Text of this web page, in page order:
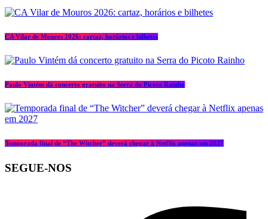
CA Vilar de Mouros 2026: cartaz, horários e bilhetes
Paulo Vintém dá concerto gratuito na Serra do Picoto Rainho
Temporada final de “The Witcher” deverá chegar à Netflix apenas em 2027
SEGUE-NOS